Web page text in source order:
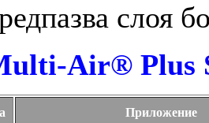
слоя
Air® Plus
Приложение